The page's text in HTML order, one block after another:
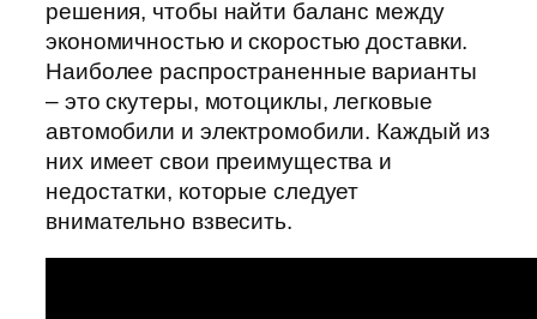
решения, чтобы найти баланс между
экономичностью и скоростью доставки.
Наиболее распространенные варианты
– это скутеры, мотоциклы, легковые
автомобили и электромобили. Каждый из
них имеет свои преимущества и
недостатки, которые следует
внимательно взвесить.